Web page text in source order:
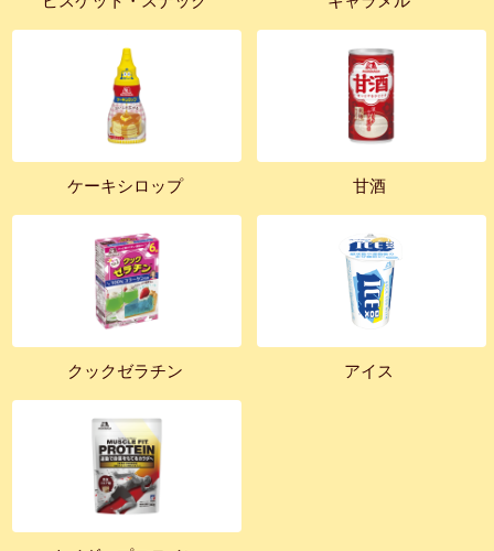
ケーキシロップ 甘酒
クックゼラチン アイス